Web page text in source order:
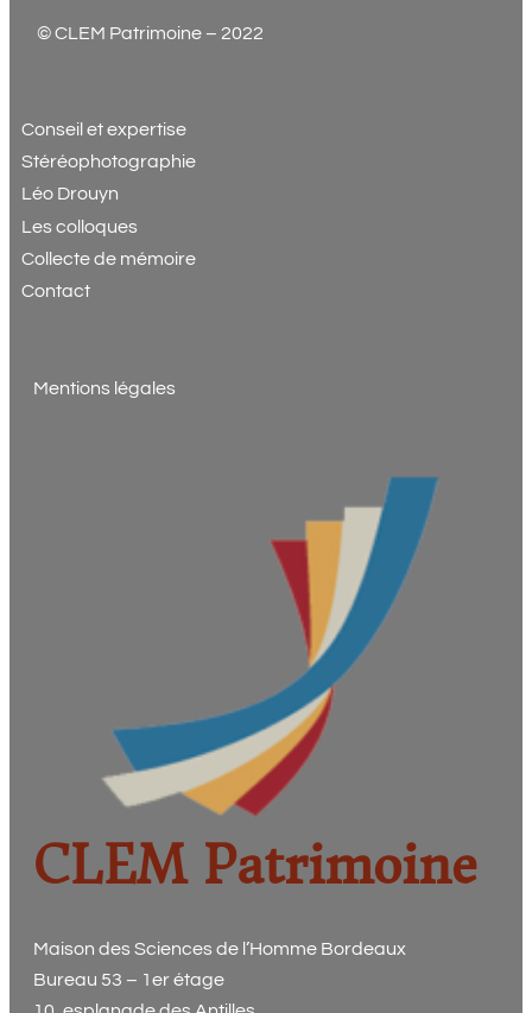
© CLEM Patrimoine – 2022
Conseil et expertise
Stéréophotographie
Léo Drouyn
Les colloques
Collecte de mémoire
Contact
Mentions légales
CLEM Patrimoine
Maison des Sciences de l’Homme Bordeaux
Bureau 53 – 1er étage